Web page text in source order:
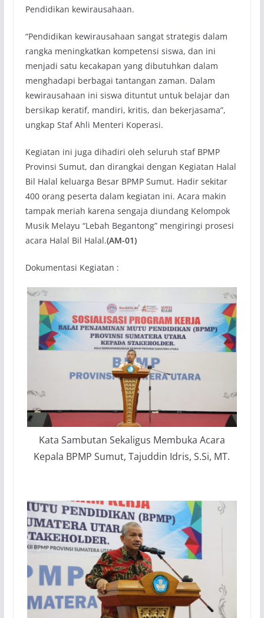
Pendidikan kewirausahaan.
“Pendidikan kewirausahaan sangat strategis dalam
rangka meningkatkan kompetensi siswa, dan ini
menjadi satu kecakapan yang dibutuhkan dalam
menghadapi berbagai tantangan zaman. Dalam
kewirausahaan ini siswa dituntut untuk belajar dan
bersikap keratif, mandiri, kritis, dan bekerjasama”,
ungkap Staf Ahli Menteri Koperasi.
Kegiatan ini juga dihadiri oleh seluruh staf BPMP
Provinsi Sumut, dan dirangkai dengan Kegiatan Halal
Bil Halal keluarga Besar BPMP Sumut. Hadir sekitar
400 orang peserta dalam kegiatan ini. Acara makin
tampak meriah karena sengaja diundang Kelompok
Musik Melayu “Lebah Begantong” mengiringi prosesi
acara Halal Bil Halal.(AM-01)
Dokumentasi Kegiatan :
Kata Sambutan Sekaligus Membuka Acara
Kepala BPMP Sumut, Tajuddin Idris, S.Si, MT.